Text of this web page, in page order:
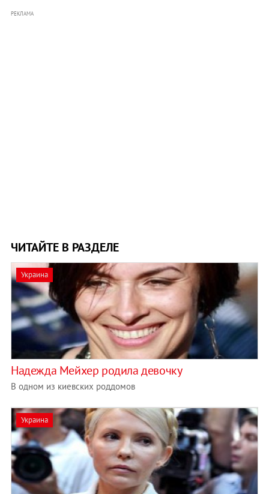
РЕКЛАМА
ЧИТАЙТЕ В РАЗДЕЛЕ
Украина
Надежда Мейхер родила девочку
В одном из киевских роддомов
Украина